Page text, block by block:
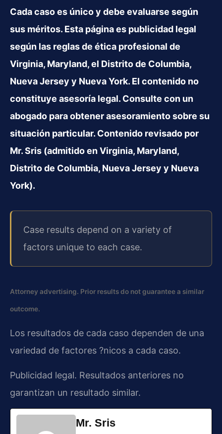
Cada caso es único y debe evaluarse según
sus méritos. Esta página es publicidad legal
según las reglas de ética profesional de
Virginia, Maryland, el Distrito de Columbia,
Nueva Jersey y Nueva York. El contenido no
constituye asesoría legal. Consulte con un
abogado para obtener asesoramiento sobre su
situación particular. Contenido revisado por
Mr. Sris (admitido en Virginia, Maryland,
Distrito de Columbia, Nueva Jersey y Nueva
York).
Case results depend on a variety of
factors unique to each case.
Attorney advertising. Prior results do not guarantee a similar
outcome.
Los resultados de cada caso dependen de una
variedad de factores ?nicos a cada caso.
Publicidad legal. Resultados anteriores no
garantizan un resultado similar.
Mr. Sris